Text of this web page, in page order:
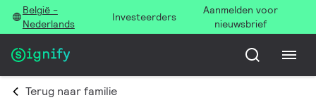
België -
Nederlands
Investeerders
Aanmelden voor
nieuwsbrief
Terug naar familie